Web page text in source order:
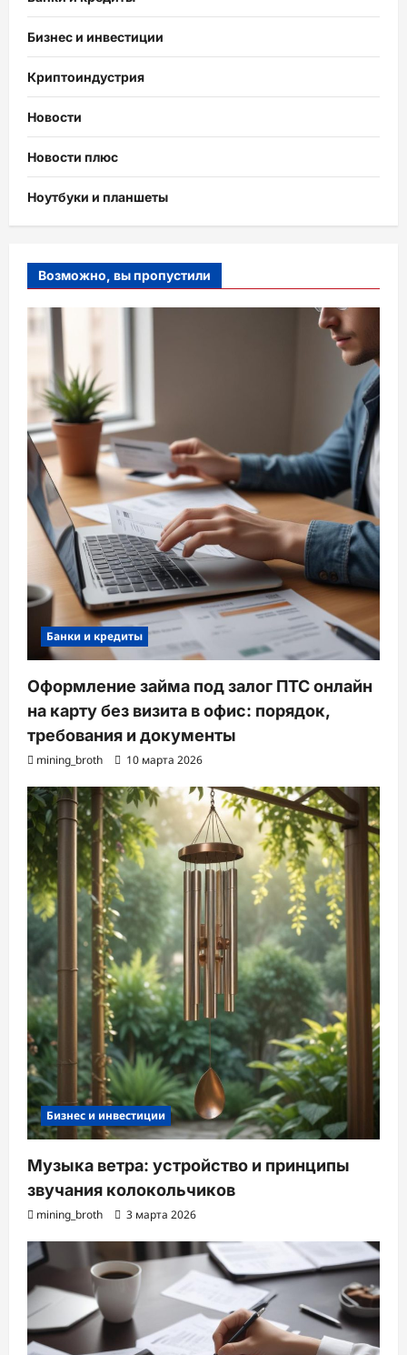
Бизнес и инвестиции
Криптоиндустрия
Новости
Новости плюс
Ноутбуки и планшеты
Возможно, вы пропустили
Банки и кредиты
Оформление займа под залог ПТС онлайн
на карту без визита в офис: порядок,
требования и документы
mining_broth 10 марта 2026
Бизнес и инвестиции
Музыка ветра: устройство и принципы
звучания колокольчиков
mining_broth 3 марта 2026